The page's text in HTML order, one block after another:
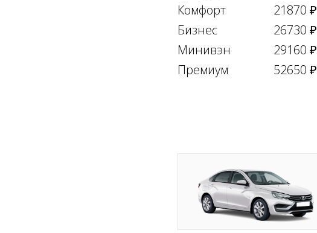
Комфорт
21870 ₽
Бизнес
26730 ₽
Минивэн
29160 ₽
Премиум
52650 ₽